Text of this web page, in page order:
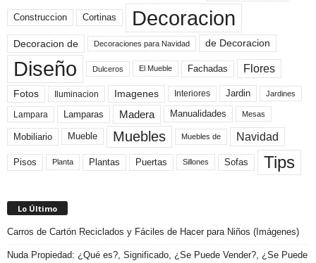
Construccion Cortinas Decoracion
Decoracion de Decoraciones para Navidad de Decoracion
Diseño Dulceros El Mueble Fachadas Flores
Fotos Iluminacion Imagenes Interiores Jardin Jardines
Lampara Lamparas Madera Manualidades Mesas
Mobiliario Mueble Muebles Muebles de Navidad
Pisos Planta Plantas Puertas Sillones Sofas Tips
Lo Último
Carros de Cartón Reciclados y Fáciles de Hacer para Niños (Imágenes)
Nuda Propiedad: ¿Qué es?, Significado, ¿Se Puede Vender?, ¿Se Puede